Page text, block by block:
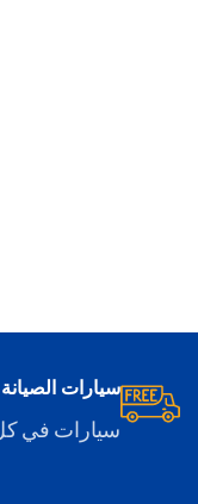
سيارات الصيانة
سيارات في